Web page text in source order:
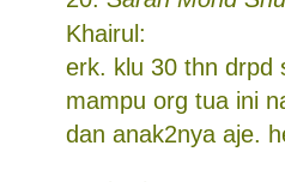
Khairul:
erk. klu 30 thn drpd
mampu org tua ini
dan anak2nya aje.